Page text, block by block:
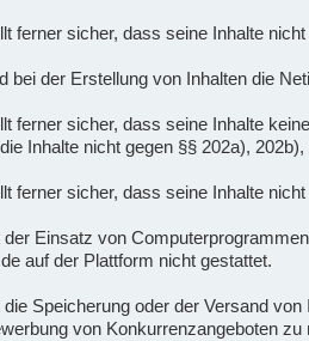
ferner sicher, dass seine Inhalte
bei der Erstellung von Inhalten die
ferner sicher, dass seine Inhalte
Inhalte nicht gegen §§ 202a),
ferner sicher, dass seine Inhalte
Einsatz von
auf der Plattform nicht gestattet.
Speicherung oder der Versand
von Konkurrenzangeboten